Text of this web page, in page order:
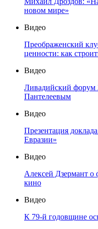
новом мире»
Видео
Преображенский
ценности: как
Видео
Ливадийский форум
Пантелеевым
Видео
Презентация
Евразии»
Видео
Алексей Дзермант о
кино
Видео
К 79-й годовщине